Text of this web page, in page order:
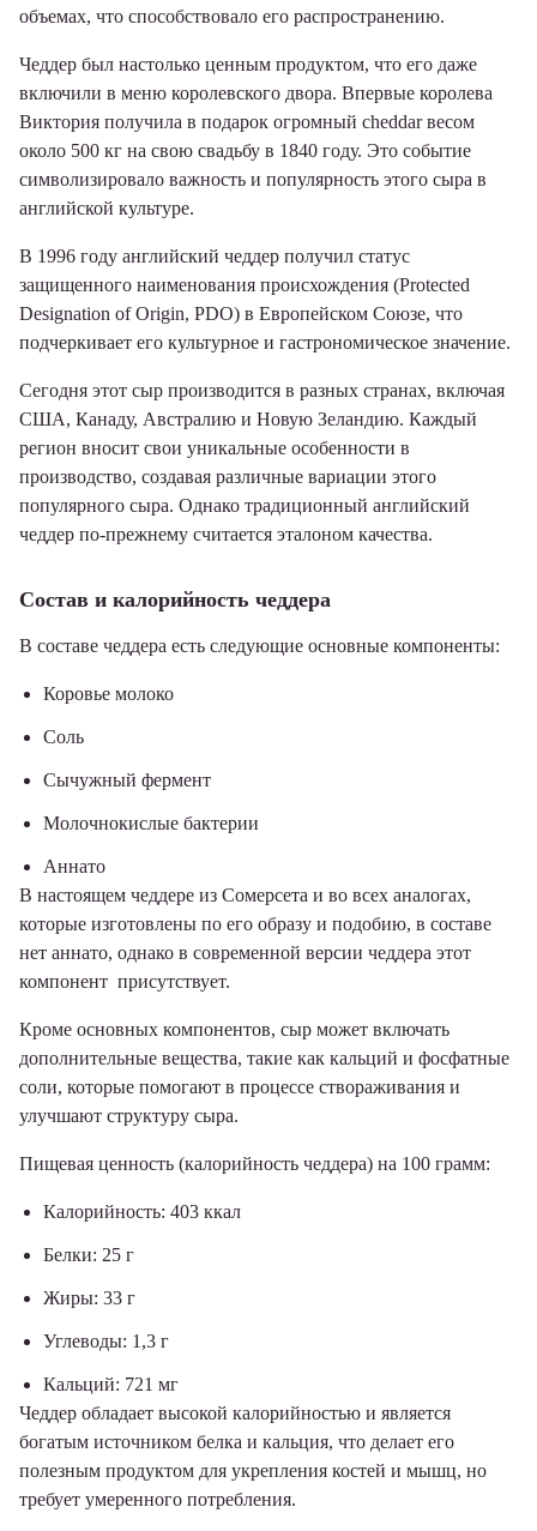
объемах, что способствовало его распространению.
Чеддер был настолько ценным продуктом, что его даже
включили в меню королевского двора. Впервые королева
Виктория получила в подарок огромный cheddar весом
около 500 кг на свою свадьбу в 1840 году. Это событие
символизировало важность и популярность этого сыра в
английской культуре.
В 1996 году английский чеддер получил статус
защищенного наименования происхождения (Protected
Designation of Origin, PDO) в Европейском Союзе, что
подчеркивает его культурное и гастрономическое значение.
Сегодня этот сыр производится в разных странах, включая
США, Канаду, Австралию и Новую Зеландию. Каждый
регион вносит свои уникальные особенности в
производство, создавая различные вариации этого
популярного сыра. Однако традиционный английский
чеддер по-прежнему считается эталоном качества.
Состав и калорийность чеддера
В составе чеддера есть следующие основные компоненты:
Коровье молоко
Соль
Сычужный фермент
Молочнокислые бактерии
Аннато
В настоящем чеддере из Сомерсета и во всех аналогах,
которые изготовлены по его образу и подобию, в составе
нет аннато, однако в современной версии чеддера этот
компонент присутствует.
Кроме основных компонентов, сыр может включать
дополнительные вещества, такие как кальций и фосфатные
соли, которые помогают в процессе створаживания и
улучшают структуру сыра.
Пищевая ценность (калорийность чеддера) на 100 грамм:
Калорийность: 403 ккал
Белки: 25 г
Жиры: 33 г
Углеводы: 1,3 г
Кальций: 721 мг
Чеддер обладает высокой калорийностью и является
богатым источником белка и кальция, что делает его
полезным продуктом для укрепления костей и мышц, но
требует умеренного потребления.